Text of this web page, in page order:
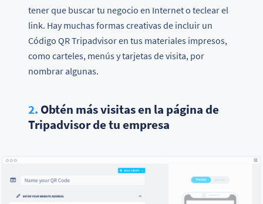
tener que buscar tu negocio en Internet o teclear el
link. Hay muchas formas creativas de incluir un
Código QR Tripadvisor en tus materiales impresos,
como carteles, menús y tarjetas de visita, por
nombrar algunas.
2. Obtén más visitas en la página de
Tripadvisor de tu empresa